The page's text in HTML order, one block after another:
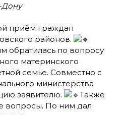
Дону
приём граждан
районов.
обратилась по вопросу
материнского
семье. Совместно с
министерства
заявителю.
Также
вопросы. По ним дал